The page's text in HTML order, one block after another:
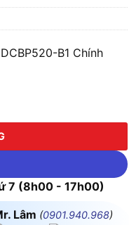
B1 Chính
B1 số lượng
7 (8h00 - 17h00)
Lâm (0901.940.968)